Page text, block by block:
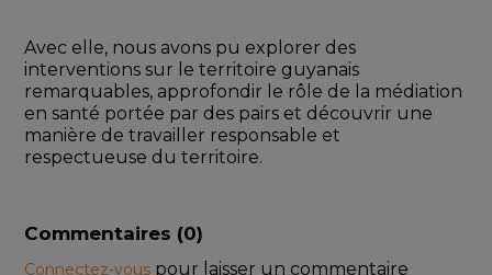
Avec elle, nous avons pu explorer des
interventions sur le territoire guyanais
remarquables, approfondir le rôle de la médiation
en santé portée par des pairs et découvrir une
manière de travailler responsable et
respectueuse du territoire.
Commentaires (0)
Connectez-vous pour laisser un commentaire